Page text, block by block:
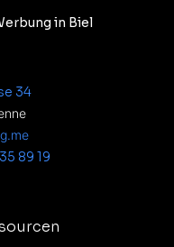
in Biel
34
89 19